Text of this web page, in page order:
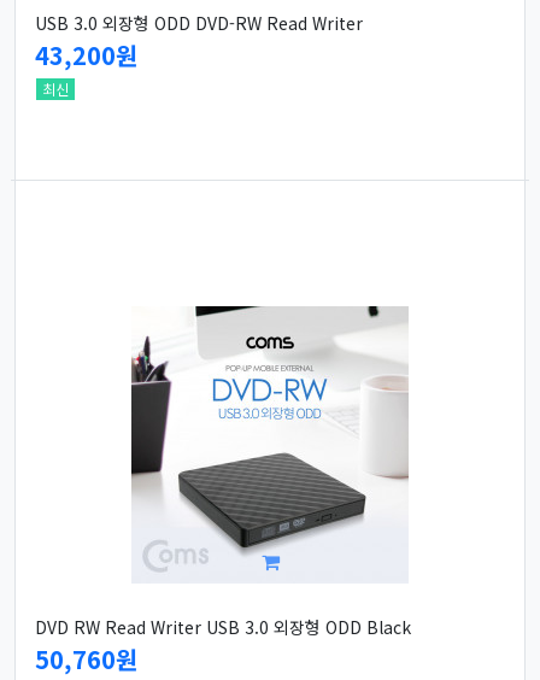
USB 3.0 외장형 ODD DVD-RW Read Writer
43,200원
최신
DVD RW Read Writer USB 3.0 외장형 ODD Black
50,760원